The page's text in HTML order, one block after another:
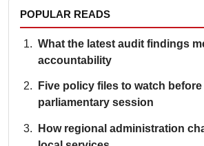
POPULAR READS
What the latest audit findings
accountability
Five policy files to watch
parliamentary session
How regional administration